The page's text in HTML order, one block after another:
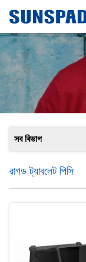
সব বিভাগ
রাগড ট্যাবলেট পিসি